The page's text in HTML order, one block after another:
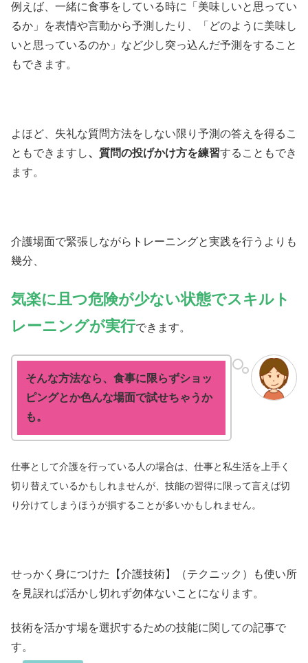
例えば、一緒に食事をしている時に「美味しいと思ってい
るか」を表情や言動から予測したり、「どのように美味し
いと思っているのか」など少し突っ込んだ予測をすること
もできます。
よほど、失礼な質問方法をしない限り予測の答えを得るこ
ともできますし、質問の投げかけ方を練習することもでき
ます。
介護場面で緊張しながらトレーニングと実践を行うよりも
幾分、
気楽に且つ危険が少ない状態でスキルト
レーニングが実行できます。
そんな方法なら、食事に限らずショッ
ピングとか色んな場面で試せちゃうか
も。
仕事として介護を行っている人の場合は、仕事と私生活を上手く
切り替えているかもしれませんが、技能の習得に限って言えば切
り分けてしまうほうが損することが多いかもしれません。
せっかく身につけた【介護技術】（テクニック）も使い所
を見誤れば活かし切れず勿体ないことになります。
技術を活かす場を選択するための技能に関しての記事で
す。